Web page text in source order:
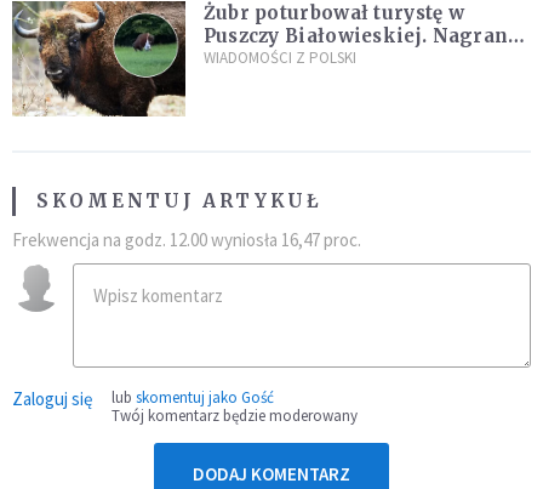
Żubr poturbował turystę w
Puszczy Białowieskiej. Nagranie
daje do myślenia
WIADOMOŚCI Z POLSKI
SKOMENTUJ ARTYKUŁ
Frekwencja na godz. 12.00 wyniosła 16,47 proc.
Zaloguj się lub skomentuj jako Gość
Twój komentarz będzie moderowany
DODAJ KOMENTARZ